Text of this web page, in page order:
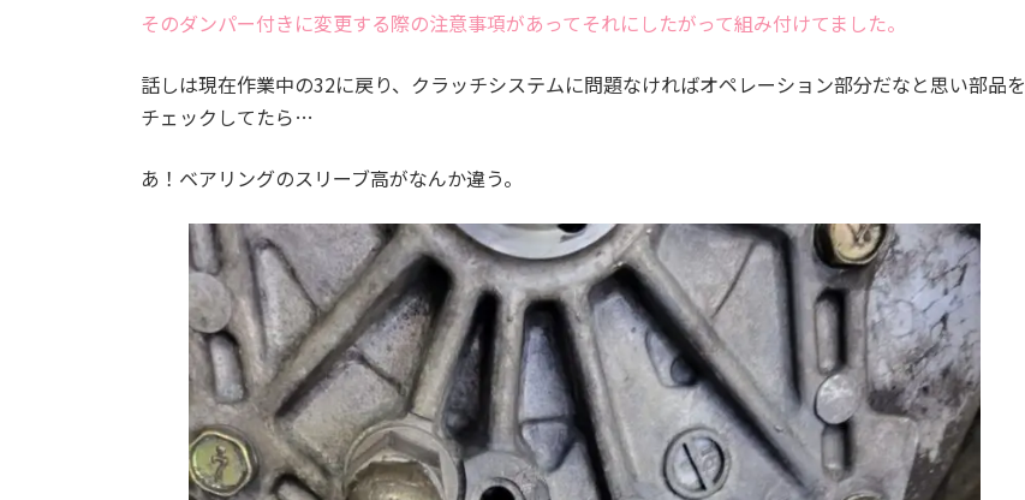
そのダンパー付きに変更する際の注意事項があってそれにしたがって組み付けてました。
話しは現在作業中の32に戻り、クラッチシステムに問題なければオペレーション部分だなと思い部品を
チェックしてたら…
あ！ベアリングのスリーブ高がなんか違う。